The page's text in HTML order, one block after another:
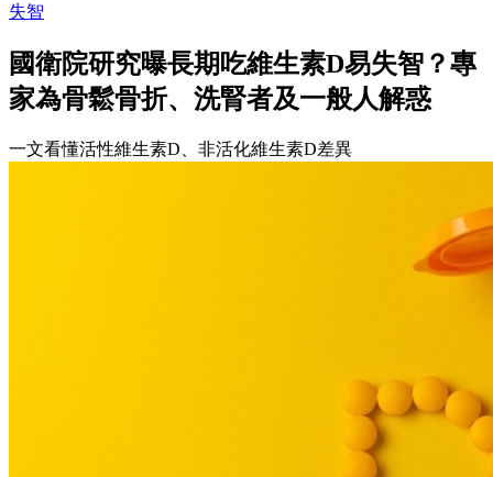
失智
國衛院研究曝長期吃維生素D易失智？專
家為骨鬆骨折、洗腎者及一般人解惑
一文看懂活性維生素D、非活化維生素D差異